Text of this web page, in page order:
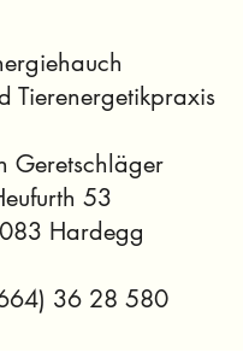
Tierenergetikpraxis
Geretschläger
53
Hardegg
36 28 580